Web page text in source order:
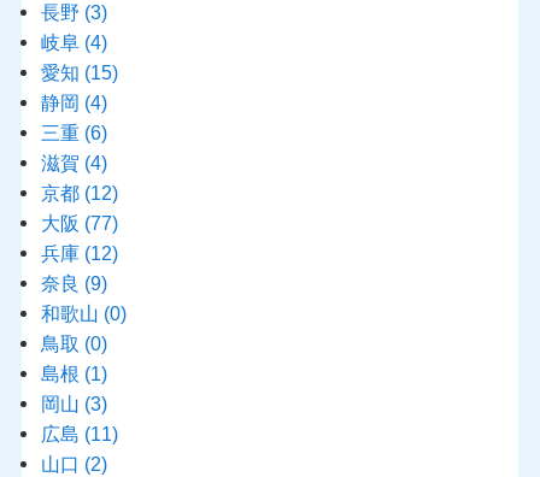
長野 (3)
岐阜 (4)
愛知 (15)
静岡 (4)
三重 (6)
滋賀 (4)
京都 (12)
大阪 (77)
兵庫 (12)
奈良 (9)
和歌山 (0)
鳥取 (0)
島根 (1)
岡山 (3)
広島 (11)
山口 (2)